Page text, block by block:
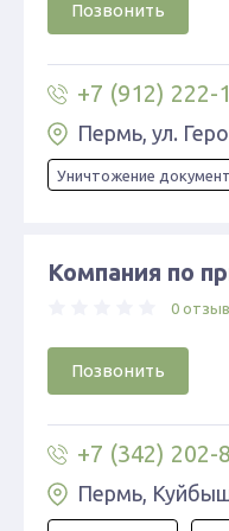
Позвонить
+7 (912) 222-
Пермь, ул.
Уничтожение
Компания по
0
Позвонить
+7 (342) 202-
Пермь,